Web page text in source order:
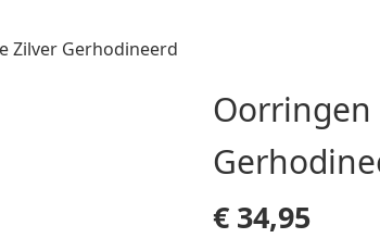
Zilver Gerhodineerd
Oorringen
€ 34,95